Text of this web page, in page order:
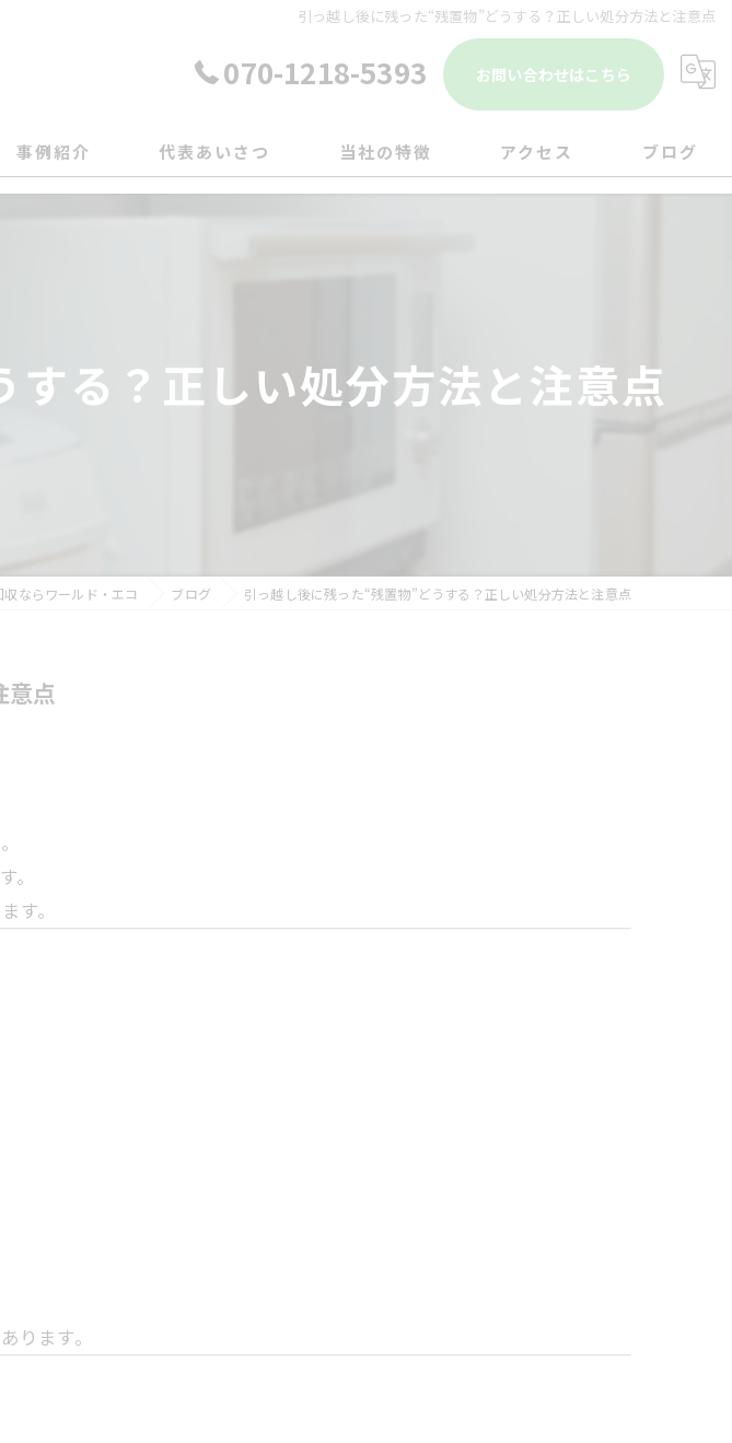
引っ越し後に残った“残置物”どうする？正しい処分方法と注意点
070-1218-5393 お問い合わせはこちら
事例紹介 代表あいさつ 当社の特徴
片付け
アクセス ブログ
る？正しい処分方法と注意点
ならワールド・エコ ブログ 引っ越し後に残った“残置物”どうする？正しい処分方法と注意点
意点
す。
ります。